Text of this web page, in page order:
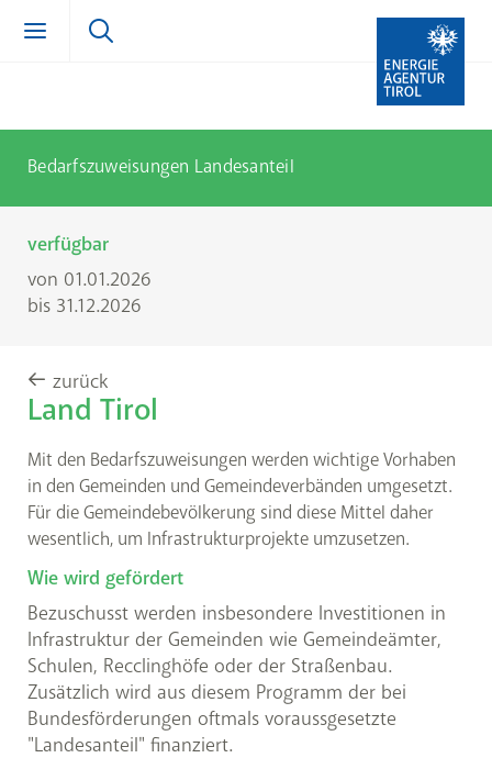
Bedarfszuweisungen Landesanteil
verfügbar
von 01.01.2026
bis 31.12.2026
zurück
Land Tirol
Mit den Bedarfszuweisungen werden wichtige Vorhaben
in den Gemeinden und Gemeindeverbänden umgesetzt.
Für die Gemeindebevölkerung sind diese Mittel daher
wesentlich, um Infrastrukturprojekte umzusetzen.
Wie wird gefördert
Bezuschusst werden insbesondere Investitionen in
Infrastruktur der Gemeinden wie Gemeindeämter,
Schulen, Recclinghöfe oder der Straßenbau.
Zusätzlich wird aus diesem Programm der bei
Bundesförderungen oftmals voraussgesetzte
"Landesanteil" finanziert.